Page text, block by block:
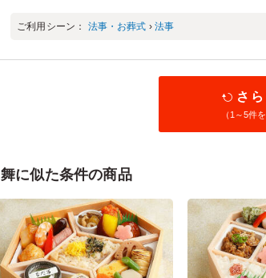
ご利用シーン： 法事・お葬式 ›法事
さ
（1～5件
舞に似た条件の商品